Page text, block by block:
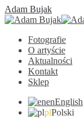
Adam Bujak
Fotografie
O artyście
Aktualności
Kontakt
Sklep
enEnglish
plPolski